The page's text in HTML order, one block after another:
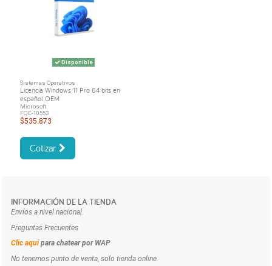
Disponible
Sistemas Operativos
Licencia Windows 11 Pro 64 bits en
español OEM
Microsoft
FQC-10553
$535.873
Cotizar
INFORMACIÓN DE LA TIENDA
Envíos a nivel nacional.
Preguntas Frecuentes
Clic aquí para chatear por WAP
No tenemos punto de venta, solo tienda online.